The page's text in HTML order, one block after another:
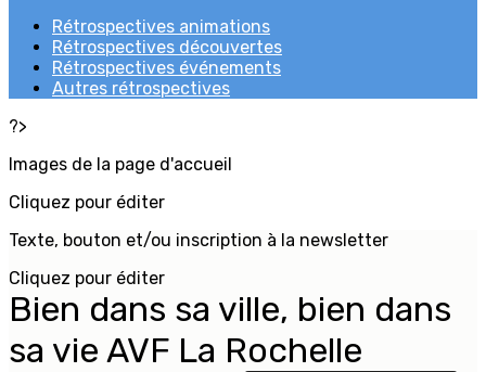
Rétrospectives animations
Rétrospectives découvertes
Rétrospectives événements
Autres rétrospectives
?>
Images de la page d'accueil
Cliquez pour éditer
Texte, bouton et/ou inscription à la newsletter
Cliquez pour éditer
Bien dans sa ville, bien dans
sa vie AVF La Rochelle